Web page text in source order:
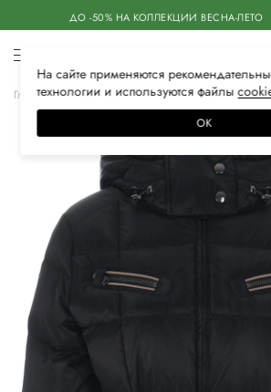
ДО -50% НА КОЛЛЕКЦИИ ВЕСНА-ЛЕТО
Главная Женская Одежда Верхняя одежда
На сайте применяются
технологии и используются файлы
ОК